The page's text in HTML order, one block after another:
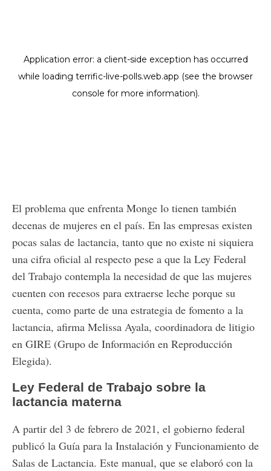
El problema que enfrenta Monge lo tienen también
decenas de mujeres en el país. En las empresas existen
pocas salas de lactancia, tanto que no existe ni siquiera
una cifra oficial al respecto pese a que la Ley Federal
del Trabajo contempla la necesidad de que las mujeres
cuenten con recesos para extraerse leche porque su
cuenta, como parte de una estrategia de fomento a la
lactancia, afirma Melissa Ayala, coordinadora de litigio
en GIRE (Grupo de Información en Reproducción
Elegida).
Ley Federal de Trabajo sobre la
lactancia materna
A partir del 3 de febrero de 2021, el gobierno federal
publicó la Guía para la Instalación y Funcionamiento de
Salas de Lactancia. Este manual, que se elaboró con la